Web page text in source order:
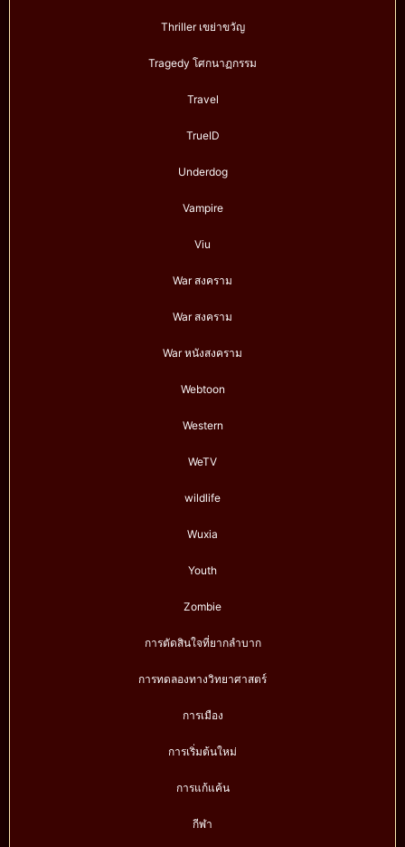
Thriller เขย่าขวัญ
Tragedy โศกนาฏกรรม
Travel
TrueID
Underdog
Vampire
Viu
War สงคราม
War สงคราม
War หนังสงคราม
Webtoon
Western
WeTV
wildlife
Wuxia
Youth
Zombie
การตัดสินใจที่ยากลำบาก
การทดลองทางวิทยาศาสตร์
การเมือง
การเริ่มต้นใหม่
การแก้แค้น
กีฬา